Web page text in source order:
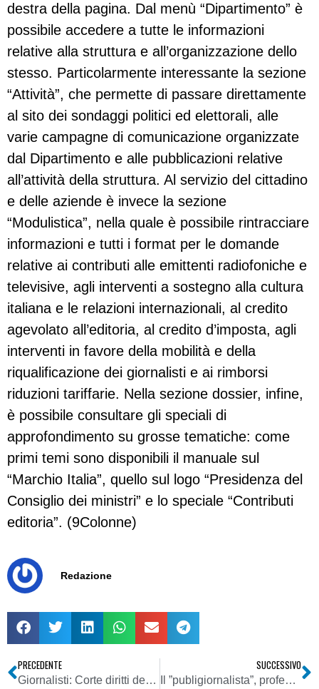
destra della pagina. Dal menù “Dipartimento” è
possibile accedere a tutte le informazioni
relative alla struttura e all’organizzazione dello
stesso. Particolarmente interessante la sezione
“Attività”, che permette di passare direttamente
al sito dei sondaggi politici ed elettorali, alle
varie campagne di comunicazione organizzate
dal Dipartimento e alle pubblicazioni relative
all’attività della struttura. Al servizio del cittadino
e delle aziende è invece la sezione
“Modulistica”, nella quale è possibile rintracciare
informazioni e tutti i format per le domande
relative ai contributi alle emittenti radiofoniche e
televisive, agli interventi a sostegno alla cultura
italiana e le relazioni internazionali, al credito
agevolato all’editoria, al credito d’imposta, agli
interventi in favore della mobilità e della
riqualificazione dei giornalisti e ai rimborsi
riduzioni tariffarie. Nella sezione dossier, infine,
è possibile consultare gli speciali di
approfondimento su grosse tematiche: come
primi temi sono disponibili il manuale sul
“Marchio Italia”, quello sul logo “Presidenza del
Consiglio dei ministri” e lo speciale “Contributi
editoria”. (9Colonne)
Redazione
PRECEDENTE
Giornalisti: Corte diritti dell’uomo condanna il Belgio sul “caso Tillack”(perquisizioni contro il diritto alla protezione delle fonti fiduciarie)
SUCCESSIVO
Il ”publigiornalista”, professionista ”geneticamente modificato”